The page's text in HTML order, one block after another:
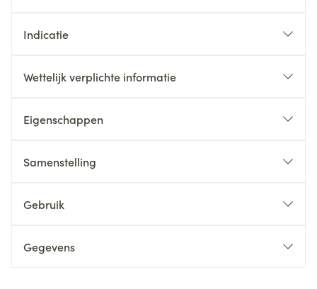
Indicatie
Wettelijk verplichte informatie
Eigenschappen
Samenstelling
Gebruik
Gegevens